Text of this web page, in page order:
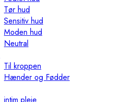
Tør hud
Sensitiv hud
Moden hud
Neutral
Til kroppen
Hænder og Fødder
intim pleje